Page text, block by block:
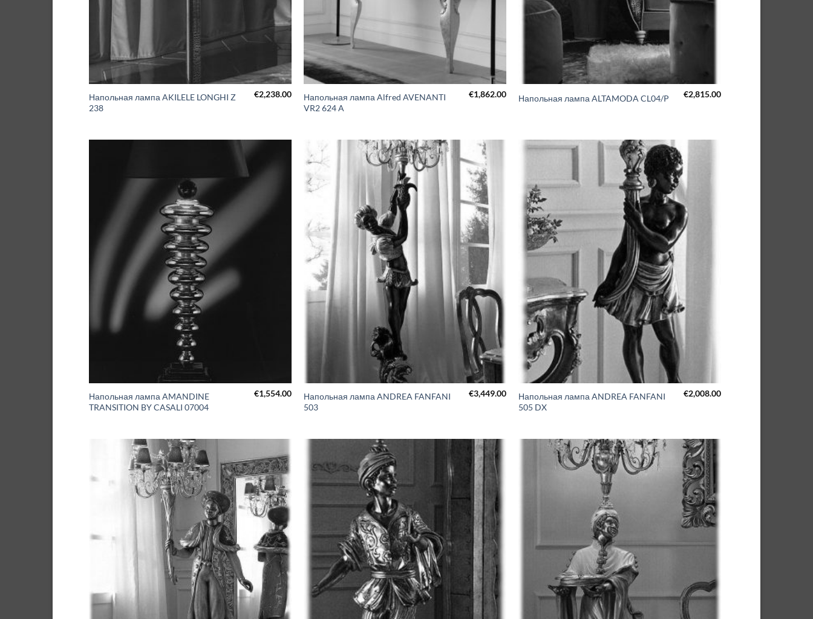
Напольная лампа AKILELE LONGHI Z
238
€2,238.00
Напольная лампа Alfred AVENANTI
VR2 624 A
€1,862.00 Напольная лампа ALTAMODA CL04/P €2,815.00
Напольная лампа AMANDINE
TRANSITION BY CASALI 07004
€1,554.00
Напольная лампа ANDREA FANFANI
503
€3,449.00
Напольная лампа ANDREA FANFANI
505 DX
€2,008.00